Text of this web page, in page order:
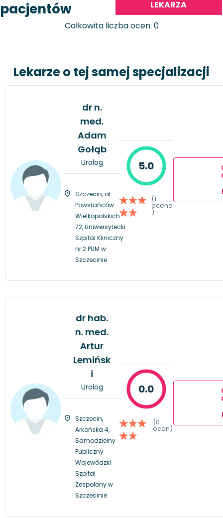
pacjentów
LEKARZA
Całkowita liczba ocen: 0
Lekarze o tej samej specjalizacji
dr n.
med.
Adam
Gołąb
Urolog
Szczecin, al.
Powstańców
Wielkopolskich
72, Uniwersytecki
Szpital Kliniczny
nr 2 PUM w
Szczecinie
5.0
(1
ocena
)
dr hab.
n. med.
Artur
Lemińsk
i
Urolog
Szczecin,
Arkońska 4,
Samodzielny
Publiczny
Wojewódzki
Szpital
Zespolony w
Szczecinie
0.0
(0
ocen)